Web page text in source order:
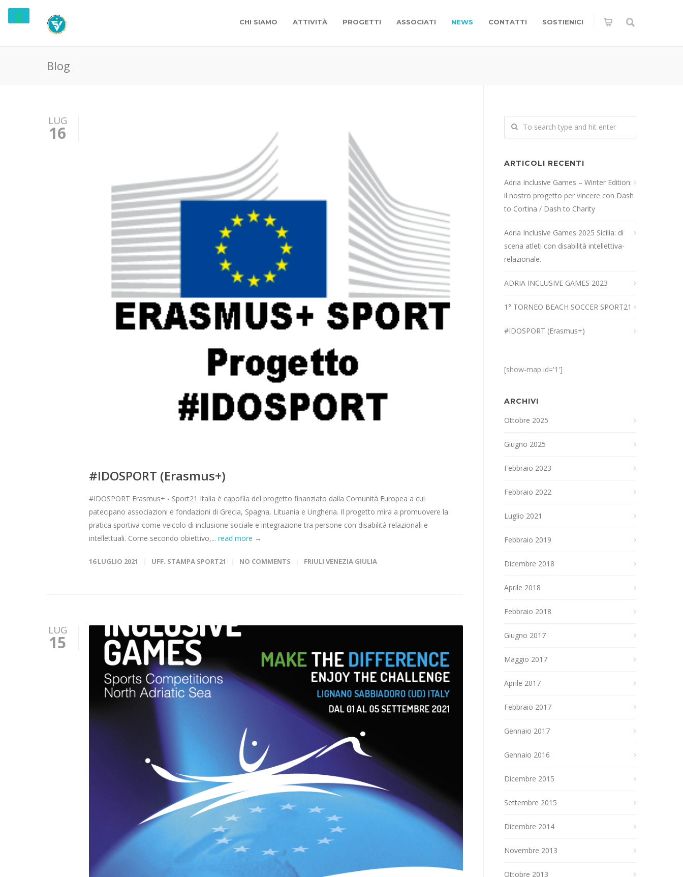
CHI SIAMO ATTIVITÀ PROGETTI ASSOCIATI NEWS CONTATTI SOSTIENICI
Blog
LUG
16
#IDOSPORT (Erasmus+)
#IDOSPORT Erasmus+ - Sport21 Italia è capofila del progetto finanziato dalla Comunità Europea a cui
patecipano associazioni e fondazioni di Grecia, Spagna, Lituania e Ungheria. Il progetto mira a promuovere la
pratica sportiva come veicolo di inclusione sociale e integrazione tra persone con disabilità relazionali e
intellettuali. Come secondo obiettivo,... read more →
16 LUGLIO 2021 UFF. STAMPA SPORT21 NO COMMENTS FRIULI VENEZIA GIULIA
LUG
15
ARTICOLI RECENTI
Adria Inclusive Games – Winter Edition:
il nostro progetto per vincere con Dash
to Cortina / Dash to Charity
Adria Inclusive Games 2025 Sicilia: di
scena atleti con disabilità intellettiva-
relazionale.
ADRIA INCLUSIVE GAMES 2023
1° TORNEO BEACH SOCCER SPORT21
#IDOSPORT (Erasmus+)
[show-map id='1']
ARCHIVI
Ottobre 2025
Giugno 2025
Febbraio 2023
Febbraio 2022
Luglio 2021
Febbraio 2019
Dicembre 2018
Aprile 2018
Febbraio 2018
Giugno 2017
Maggio 2017
Aprile 2017
Febbraio 2017
Gennaio 2017
Gennaio 2016
Dicembre 2015
Settembre 2015
Dicembre 2014
Novembre 2013
Ottobre 2013